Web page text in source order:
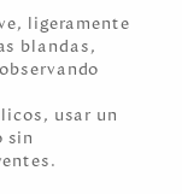
ligeramente
blandas,
usar un
sin